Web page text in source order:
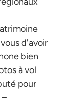
d'avoir
bien
à vol
pour
–